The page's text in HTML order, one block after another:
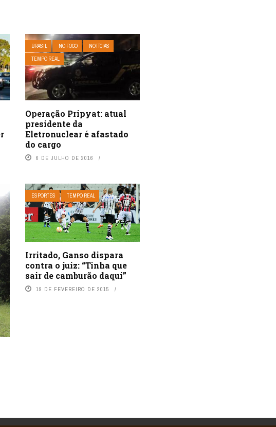
BRASIL NO FOCO
NOTÍCIAS
TEMPO REAL
Operação Pripyat: atual
presidente da
Eletronuclear é afastado
do cargo
6 DE JULHO DE 2016
ESPORTES TEMPO REAL
Irritado, Ganso dispara
contra o juiz: “Tinha que
sair de camburão daqui”
19 DE FEVEREIRO DE 2015